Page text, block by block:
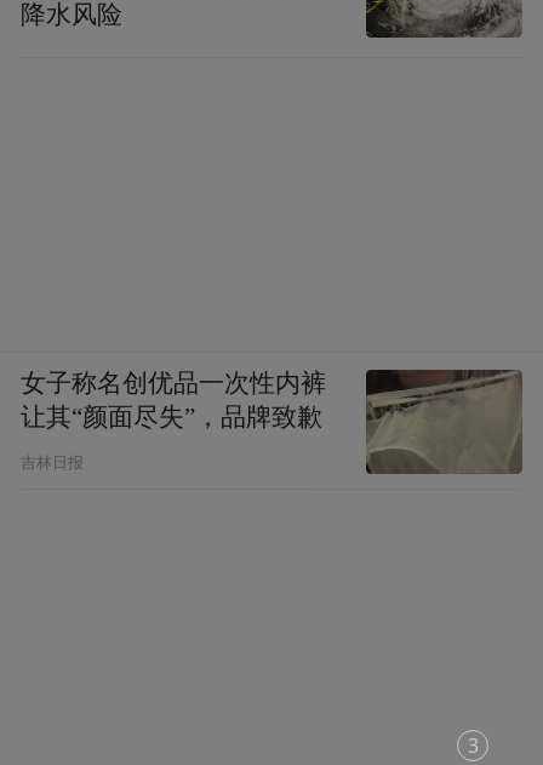
1
降水风险
女子称名创优品一次性内裤
让其“颜面尽失”，品牌致歉
吉林日报